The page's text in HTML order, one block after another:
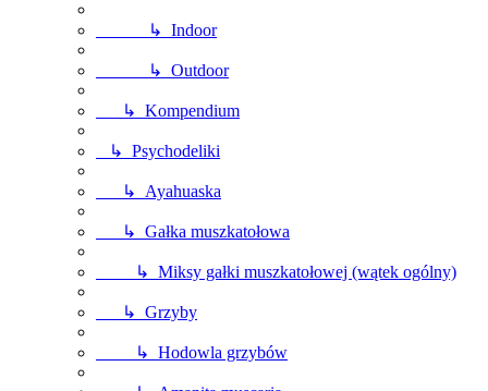
↳ Indoor
↳ Outdoor
↳ Kompendium
↳ Psychodeliki
↳ Ayahuaska
↳ Gałka muszkatołowa
↳ Miksy gałki muszkatołowej (wątek ogólny)
↳ Grzyby
↳ Hodowla grzybów